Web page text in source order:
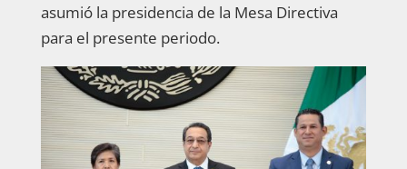
asumió la presidencia de la Mesa Directiva
para el presente periodo.